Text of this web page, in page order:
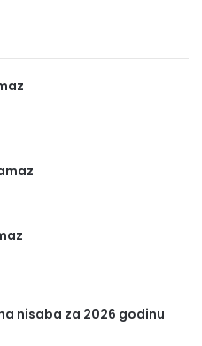
nisaba za 2026 godinu